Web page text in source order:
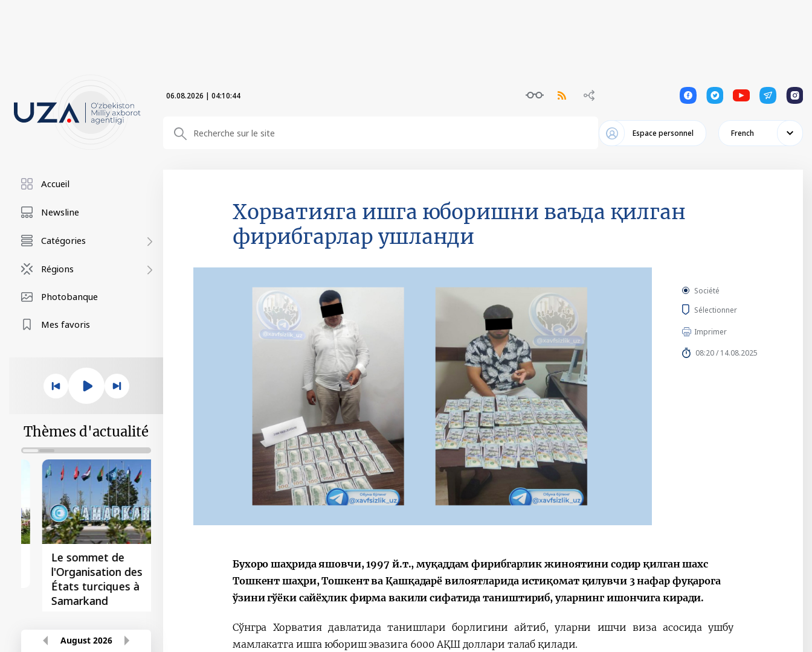
06.08.2026 | 04:10:45 1 1 1 1 1
Espace personnel French
Accueil
Newsline
Catégories
Régions
Photobanque
Mes favoris
Thèmes d'actualité
Le sommet de
l'Organisation des
États turciques à
Samarkand
August 2026
Хорватияга ишга юборишни ваъда қилган
фирибгарлар ушланди
Société
Sélectionner
Imprimer
08:20 / 14.08.2025
Бухоро шаҳрида яшовчи, 1997 й.т., муқаддам фирибгарлик жиноятини содир қилган шахс
Тошкент шаҳри, Тошкент ва Қашқадарё вилоятларида истиқомат қилувчи 3 нафар фуқарога
ўзини гўёки сайёҳлик фирма вакили сифатида таништириб, уларнинг ишончига киради.
Сўнгра Хорватия давлатида танишлари борлигини айтиб, уларни ишчи виза асосида ушбу
мамлакатга ишга юбориш эвазига 6000 АҚШ доллари талаб қилади.